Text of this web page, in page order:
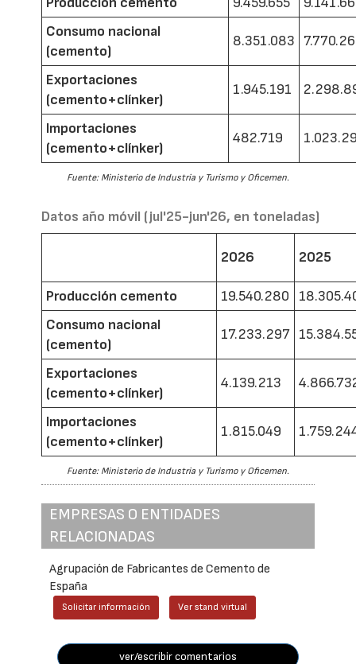
Consumo nacional
(cemento)
8.351.083
Exportaciones
(cemento+clínker)
1.945.191
Importaciones
(cemento+clínker)
482.719
Fuente: Ministerio de Industria y Turismo y Oficemen.
Datos año móvil (jul'25-jun'26, en toneladas)
2026 2025
Producción cemento 19.540.280
Consumo nacional
(cemento)
17.233.297
Exportaciones
(cemento+clínker)
4.139.213
Importaciones
(cemento+clínker)
1.815.049
Fuente: Ministerio de Industria y Turismo y Oficemen.
EMPRESAS O ENTIDADES
RELACIONADAS
Agrupación de Fabricantes de Cemento de
España
Solicitar información Ver stand virtual
ver/escribir comentarios